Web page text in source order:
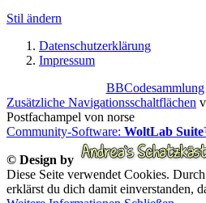
Stil ändern
Datenschutzerklärung
Impressum
BBCodesammlung
Zusätzliche Navigationsschaltflächen
Postfachampel von norse
Community-Software: WoltLab
© Design by
Diese Seite verwendet Cookies.
erklärst du dich damit einverstanden,